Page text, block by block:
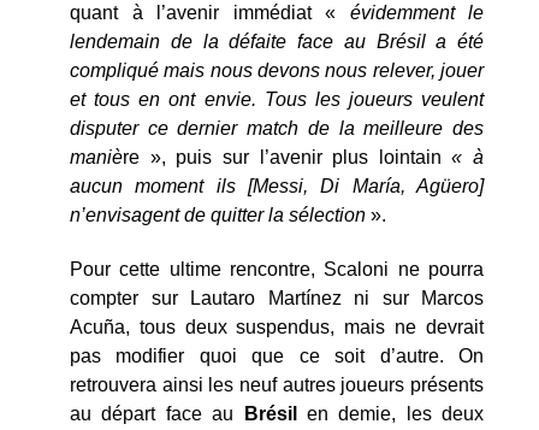
quant à l’avenir immédiat « évidemment le
lendemain de la défaite face au Brésil a été
compliqué mais nous devons nous relever, jouer
et tous en ont envie. Tous les joueurs veulent
disputer ce dernier match de la meilleure des
manière », puis sur l’avenir plus lointain« à
aucun moment ils [Messi, Di María, Agüero]
n’envisagent de quitter la sélection ».
Pour cette ultime rencontre, Scaloni ne pourra
compter sur Lautaro Martínez ni sur Marcos
Acuña, tous deux suspendus, mais ne devrait
pas modifier quoi que ce soit d’autre. On
retrouvera ainsi les neuf autres joueurs présents
au départ face au
Brésil
en demie, les deux